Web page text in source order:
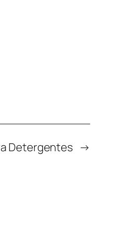
Detergentes →